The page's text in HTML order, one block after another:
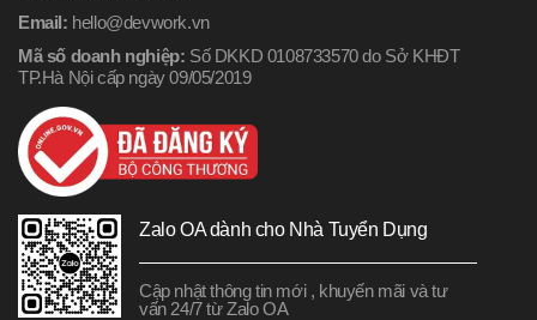
Email: hello@devwork.vn
Mã số doanh nghiệp: Số DKKD 0108733570 do Sở KHĐT
TP.Hà Nội cấp ngày 09/05/2019
Zalo OA dành cho Nhà Tuyển Dụng
Cập nhật thông tin mới , khuyến mãi và tư
vấn 24/7 từ Zalo OA